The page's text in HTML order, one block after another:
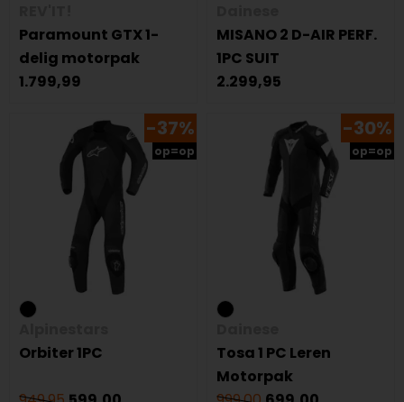
Paramount GTX 1-
delig motorpak
1.799,99
MISANO 2 D-AIR PERF.
1PC SUIT
2.299,95
-37%
op=op
Orbiter 1PC
-30%
op=op
Tosa 1 PC Leren
Motorpak